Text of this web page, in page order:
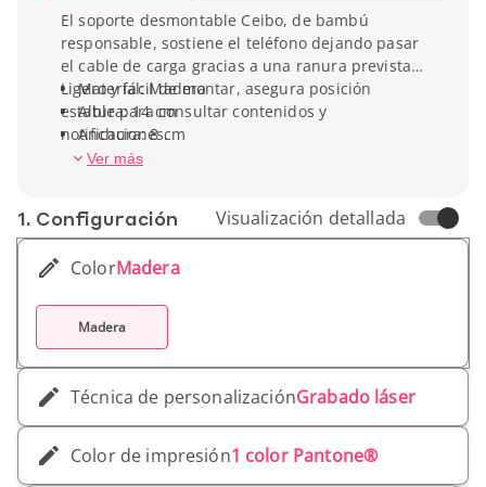
El soporte desmontable Ceibo, de bambú
responsable, sostiene el teléfono dejando pasar
el cable de carga gracias a una ranura prevista.
Ligero y fácil de montar, asegura posición
estable para consultar contenidos y
notificaciones.
Material: Madera
Altura: 14 cm
Anchura: 8 cm
Peso unitario: 100 g
Ver más
1. Conf­iguración Visualización detallada
ColorMadera
Madera
Técnica de personalizaciónGrabado láser
Color de impresión1 color Pantone®